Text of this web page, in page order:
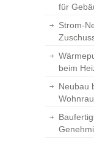
für
Strom-
beim
Neubau